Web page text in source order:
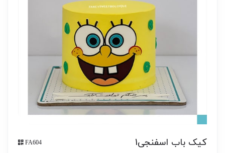
کیک باب اسفنجی1 FA604